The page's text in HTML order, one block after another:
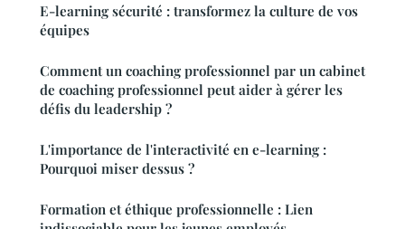
E-learning sécurité : transformez la culture de vos
équipes
Comment un coaching professionnel par un cabinet
de coaching professionnel peut aider à gérer les
défis du leadership ?
L'importance de l'interactivité en e-learning :
Pourquoi miser dessus ?
Formation et éthique professionnelle : Lien